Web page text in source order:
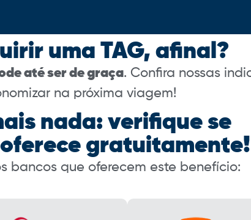
uma TAG, afinal?
até ser de graça. Confira nossas
na próxima viagem!
nada: verifique se
gratuitamente!
bancos que oferecem este benefício: